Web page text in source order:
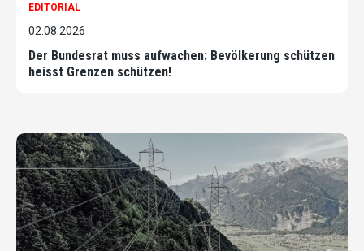
EDITORIAL
02.08.2026
Der Bundesrat muss aufwachen: Bevölkerung schützen
heisst Grenzen schützen!